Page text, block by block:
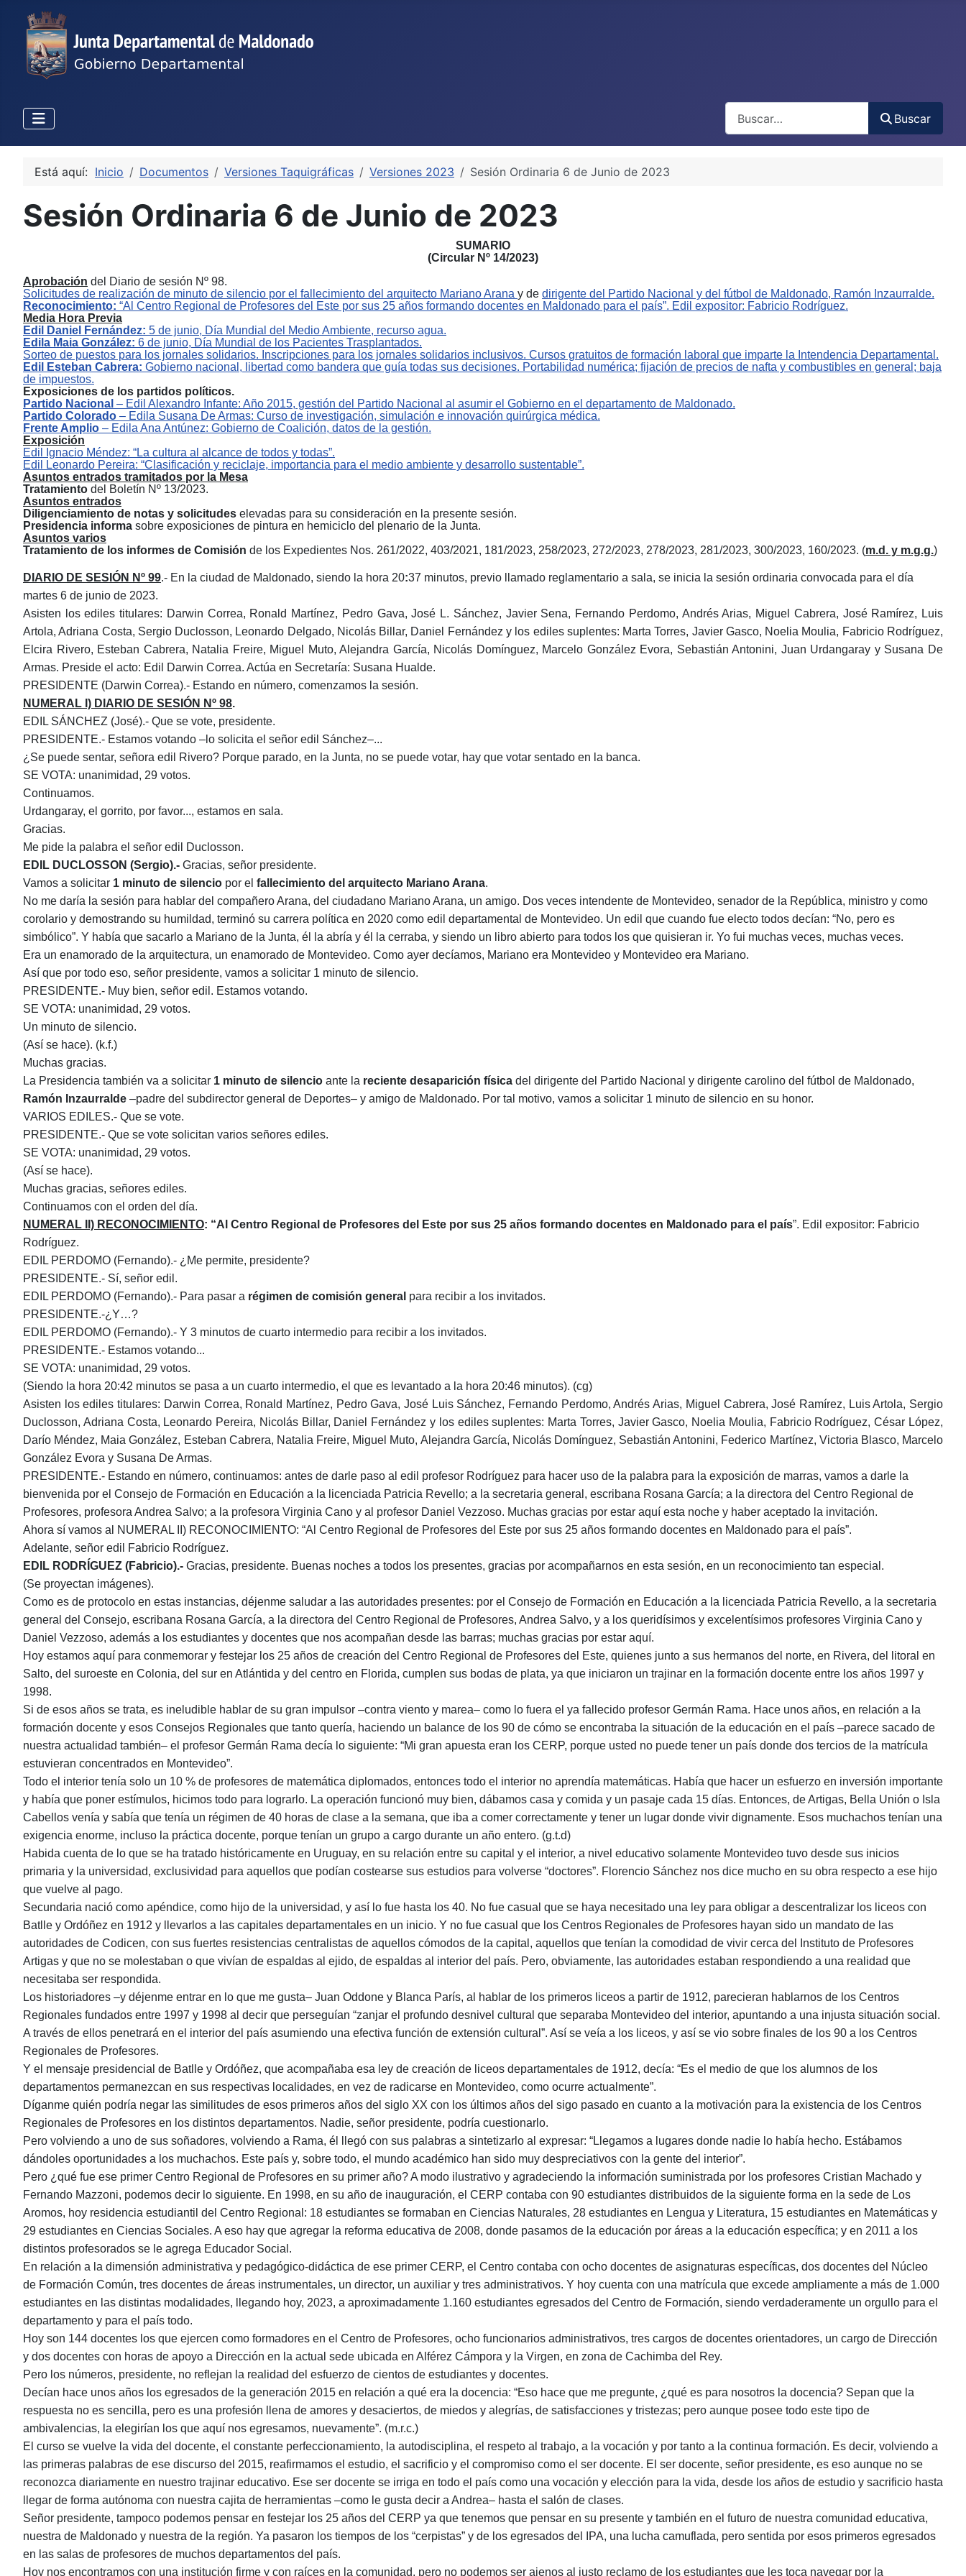
Buscar
Está aquí: Inicio Documentos Versiones Taquigráficas Versiones 2023 Sesión Ordinaria 6 de Junio de 2023
Sesión Ordinaria 6 de Junio de 2023
SUMARIO
(Circular Nº 14/2023)
Aprobación del Diario de sesión Nº 98.
Solicitudes de realización de minuto de silencio por el fallecimiento del arquitecto Mariano Arana y de dirigente del Partido Nacional y del fútbol de Maldonado, Ramón Inzaurralde.
Reconocimiento: “Al Centro Regional de Profesores del Este por sus 25 años formando docentes en Maldonado para el país”. Edil expositor: Fabricio Rodríguez.
Media Hora Previa
Edil Daniel Fernández: 5 de junio, Día Mundial del Medio Ambiente, recurso agua.
Edila Maia González: 6 de junio, Día Mundial de los Pacientes Trasplantados.
Sorteo de puestos para los jornales solidarios. Inscripciones para los jornales solidarios inclusivos. Cursos gratuitos de formación laboral que imparte la Intendencia Departamental.
Edil Esteban Cabrera: Gobierno nacional, libertad como bandera que guía todas sus decisiones. Portabilidad numérica; fijación de precios de nafta y combustibles en general; baja
de impuestos.
Exposiciones de los partidos políticos.
Partido Nacional ‒ Edil Alexandro Infante: Año 2015, gestión del Partido Nacional al asumir el Gobierno en el departamento de Maldonado.
Partido Colorado ‒ Edila Susana De Armas: Curso de investigación, simulación e innovación quirúrgica médica.
Frente Amplio ‒ Edila Ana Antúnez: Gobierno de Coalición, datos de la gestión.
Exposición
Edil Ignacio Méndez: “La cultura al alcance de todos y todas”.
Edil Leonardo Pereira: “Clasificación y reciclaje, importancia para el medio ambiente y desarrollo sustentable”.
Asuntos entrados tramitados por la Mesa
Tratamiento del Boletín Nº 13/2023.
Asuntos entrados
Diligenciamiento de notas y solicitudes elevadas para su consideración en la presente sesión.
Presidencia informa sobre exposiciones de pintura en hemiciclo del plenario de la Junta.
Asuntos varios
Tratamiento de los informes de Comisión de los Expedientes Nos. 261/2022, 403/2021, 181/2023, 258/2023, 272/2023, 278/2023, 281/2023, 300/2023, 160/2023. (m.d. y m.g.g.)
DIARIO DE SESIÓN Nº 99.- En la ciudad de Maldonado, siendo la hora 20:37 minutos, previo llamado reglamentario a sala, se inicia la sesión ordinaria convocada para el día
martes 6 de junio de 2023.
Asisten losedilestitulares: Darwin Correa, Ronald Martínez, Pedro Gava,José L. Sánchez, Javier Sena, Fernando Perdomo, Andrés Arias, Miguel Cabrera, José Ramírez, Luis
Artola, Adriana Costa, Sergio Duclosson, Leonardo Delgado, Nicolás Billar, Daniel Fernández y los ediles suplentes: Marta Torres, Javier Gasco, Noelia Moulia, Fabricio Rodríguez,
Elcira Rivero, Esteban Cabrera, Natalia Freire, Miguel Muto, Alejandra García, Nicolás Domínguez, Marcelo González Evora, Sebastián Antonini, Juan Urdangaray y Susana De
Armas. Preside el acto: Edil Darwin Correa. Actúa en Secretaría: Susana Hualde.
PRESIDENTE (Darwin Correa).- Estando en número, comenzamos la sesión.
NUMERAL I) DIARIO DE SESIÓN Nº 98.
EDIL SÁNCHEZ (José).- Que se vote, presidente.
PRESIDENTE.- Estamos votando ‒lo solicita el señor edil Sánchez‒...
¿Se puede sentar, señora edil Rivero? Porque parado, en la Junta, no se puede votar, hay que votar sentado en la banca.
SE VOTA: unanimidad, 29 votos.
Continuamos.
Urdangaray, el gorrito, por favor..., estamos en sala.
Gracias.
Me pide la palabra el señor edil Duclosson.
EDIL DUCLOSSON (Sergio).- Gracias, señor presidente.
Vamos a solicitar 1 minuto de silencio por el fallecimiento del arquitecto Mariano Arana.
No me daría la sesión para hablar del compañero Arana, del ciudadano Mariano Arana, un amigo. Dos veces intendente de Montevideo, senador de la República, ministro y como
corolario y demostrando su humildad, terminó su carrera política en 2020 como edil departamental de Montevideo. Un edil que cuando fue electo todos decían: “No, pero es
simbólico”. Y había que sacarlo a Mariano de la Junta, él la abría y él la cerraba, y siendo un libro abierto para todos los que quisieran ir. Yo fui muchas veces, muchas veces.
Era un enamorado de la arquitectura, un enamorado de Montevideo. Como ayer decíamos, Mariano era Montevideo y Montevideo era Mariano.
Así que por todo eso, señor presidente, vamos a solicitar 1 minuto de silencio.
PRESIDENTE.- Muy bien, señor edil. Estamos votando.
SE VOTA: unanimidad, 29 votos.
Un minuto de silencio.
(Así se hace). (k.f.)
Muchas gracias.
La Presidencia también va a solicitar 1 minuto de silencio ante la reciente desaparición física del dirigente del Partido Nacional y dirigente carolino del fútbol de Maldonado,
Ramón Inzaurralde –padre del subdirector general de Deportes– y amigo de Maldonado. Por tal motivo, vamos a solicitar 1 minuto de silencio en su honor.
VARIOS EDILES.- Que se vote.
PRESIDENTE.- Que se vote solicitan varios señores ediles.
SE VOTA: unanimidad, 29 votos.
(Así se hace).
Muchas gracias, señores ediles.
Continuamos con el orden del día.
NUMERAL II) RECONOCIMIENTO: “Al Centro Regional de Profesores del Este por sus 25 años formando docentes en Maldonado para el país”. Edil expositor: Fabricio
Rodríguez.
EDIL PERDOMO (Fernando).- ¿Me permite, presidente?
PRESIDENTE.- Sí, señor edil.
EDIL PERDOMO (Fernando).- Para pasar a régimen de comisión general para recibir a los invitados.
PRESIDENTE.-¿Y…?
EDIL PERDOMO (Fernando).- Y 3 minutos de cuarto intermedio para recibir a los invitados.
PRESIDENTE.- Estamos votando...
SE VOTA: unanimidad, 29 votos.
(Siendo la hora 20:42 minutos se pasa a un cuarto intermedio, el que es levantado a la hora 20:46 minutos). (cg)
Asisten losedilestitulares: Darwin Correa, Ronald Martínez, Pedro Gava, José Luis Sánchez, Fernando Perdomo, Andrés Arias, Miguel Cabrera, José Ramírez, Luis Artola, Sergio
Duclosson, Adriana Costa, Leonardo Pereira, Nicolás Billar, Daniel Fernández y los edilessuplentes: Marta Torres, Javier Gasco, Noelia Moulia, Fabricio Rodríguez, César López,
Darío Méndez, Maia González, Esteban Cabrera, Natalia Freire, Miguel Muto, Alejandra García, Nicolás Domínguez, Sebastián Antonini, Federico Martínez, Victoria Blasco, Marcelo
González Evora y Susana De Armas.
PRESIDENTE.- Estando en número, continuamos: antes de darle paso al edil profesor Rodríguez para hacer uso de la palabra para la exposición de marras, vamos a darle la
bienvenida por el Consejo de Formación en Educación a la licenciada Patricia Revello; a la secretaria general, escribana Rosana García; a la directora del Centro Regional de
Profesores, profesora Andrea Salvo; a la profesora Virginia Cano y al profesor Daniel Vezzoso. Muchas gracias por estar aquí esta noche y haber aceptado la invitación.
Ahora sí vamos al NUMERAL II) RECONOCIMIENTO: “Al Centro Regional de Profesores del Este por sus 25 años formando docentes en Maldonado para el país”.
Adelante, señor edil Fabricio Rodríguez.
EDIL RODRÍGUEZ (Fabricio).- Gracias, presidente. Buenas noches a todos los presentes, gracias por acompañarnos en esta sesión, en un reconocimiento tan especial.
(Se proyectan imágenes).
Como es de protocolo en estas instancias, déjenme saludar a las autoridades presentes: por el Consejo de Formación en Educación a la licenciada Patricia Revello, a la secretaria
general del Consejo, escribana Rosana García, a la directora del Centro Regional de Profesores, Andrea Salvo, y a los queridísimos y excelentísimos profesores Virginia Cano y
Daniel Vezzoso, además a los estudiantes y docentes que nos acompañan desde las barras; muchas gracias por estar aquí.
Hoy estamos aquí para conmemorar y festejar los 25 años de creación del Centro Regional de Profesores del Este, quienes junto a sus hermanos del norte, en Rivera, del litoral en
Salto, del suroeste en Colonia, del sur en Atlántida y del centro en Florida, cumplen sus bodas de plata, ya que iniciaron un trajinar en la formación docente entre los años 1997 y
1998.
Si de esos años se trata, es ineludible hablar de su gran impulsor ‒contra viento y marea‒ como lo fuera el ya fallecido profesor Germán Rama. Hace unos años, en relación a la
formación docente y esos Consejos Regionales que tanto quería, haciendo un balance de los 90 de cómo se encontraba la situación de la educación en el país ‒parece sacado de
nuestra actualidad también‒ el profesor Germán Rama decía lo siguiente: “Mi gran apuesta eran los CERP, porque usted no puede tener un país donde dos tercios de la matrícula
estuvieran concentrados en Montevideo”.
Todo el interior tenía solo un 10 % de profesores de matemática diplomados, entonces todo el interior no aprendía matemáticas. Había que hacer un esfuerzo en inversión importante
y había que poner estímulos, hicimos todo para lograrlo. La operación funcionó muy bien, dábamos casa y comida y un pasaje cada 15 días. Entonces, de Artigas, Bella Unión o Isla
Cabellos venía y sabía que tenía un régimen de 40 horas de clase a la semana, que iba a comer correctamente y tener un lugar donde vivir dignamente. Esos muchachos tenían una
exigencia enorme, incluso la práctica docente, porque tenían un grupo a cargo durante un año entero. (g.t.d)
Habida cuenta de lo que se ha tratado históricamente en Uruguay, en su relación entre su capital y el interior, a nivel educativo solamente Montevideo tuvo desde sus inicios
primaria y la universidad, exclusividad para aquellos que podían costearse sus estudios para volverse “doctores”. Florencio Sánchez nos dice mucho en su obra respecto a ese hijo
que vuelve al pago.
Secundaria nació como apéndice, como hijo de la universidad, y así lo fue hasta los 40. No fue casual que se haya necesitado una ley para obligar a descentralizar los liceos con
Batlle y Ordóñez en 1912 y llevarlos a las capitales departamentales en un inicio. Y no fue casual que los Centros Regionales de Profesores hayan sido un mandato de las
autoridades de Codicen, con sus fuertes resistencias centralistas de aquellos cómodos de la capital, aquellos que tenían la comodidad de vivir cerca del Instituto de Profesores
Artigas y que no se molestaban o que vivían de espaldas al ejido, de espaldas al interior del país. Pero, obviamente, las autoridades estaban respondiendo a una realidad que
necesitaba ser respondida.
Los historiadores ‒y déjenme entrar en lo que me gusta‒ Juan Oddone y Blanca París, al hablar de los primeros liceos a partir de 1912, parecieran hablarnos de los Centros
Regionales fundados entre 1997 y 1998 al decir que perseguían “zanjar el profundo desnivel cultural que separaba Montevideo del interior, apuntando a una injusta situación social.
A través de ellos penetrará en el interior del país asumiendo una efectiva función de extensión cultural”. Así se veía a los liceos, y así se vio sobre finales de los 90 a los Centros
Regionales de Profesores.
Y el mensaje presidencial de Batlle y Ordóñez, que acompañaba esa ley de creación de liceos departamentales de 1912, decía: “Es el medio de que los alumnos de los
departamentos permanezcan en sus respectivas localidades, en vez de radicarse en Montevideo, como ocurre actualmente”.
Díganme quién podría negar las similitudes de esos primeros años del siglo XX con los últimos años del sigo pasado en cuanto a la motivación para la existencia de los Centros
Regionales de Profesores en los distintos departamentos. Nadie, señor presidente, podría cuestionarlo.
Pero volviendo a uno de sus soñadores, volviendo a Rama, él llegó con sus palabras a sintetizarlo al expresar: “Llegamos a lugares donde nadie lo había hecho. Estábamos
dándoles oportunidades a los muchachos. Este país y, sobre todo, el mundo académico han sido muy despreciativos con la gente del interior”.
Pero ¿qué fue ese primer Centro Regional de Profesores en su primer año? A modo ilustrativo y agradeciendo la información suministrada por los profesores Cristian Machado y
Fernando Mazzoni, podemos decir lo siguiente. En 1998, en su año de inauguración, el CERP contaba con 90 estudiantes distribuidos de la siguiente forma en la sede de Los
Aromos, hoy residencia estudiantil del Centro Regional: 18 estudiantes se formaban en Ciencias Naturales, 28 estudiantes en Lengua y Literatura, 15 estudiantes en Matemáticas y
29 estudiantes en Ciencias Sociales. A eso hay que agregar la reforma educativa de 2008, donde pasamos de la educación por áreas a la educación específica; y en 2011 a los
distintos profesorados se le agrega Educador Social.
En relación a la dimensión administrativa y pedagógico-didáctica de ese primer CERP, el Centro contaba con ocho docentes de asignaturas específicas, dos docentes del Núcleo
de Formación Común, tres docentes de áreas instrumentales, un director, un auxiliar y tres administrativos. Y hoy cuenta con una matrícula que excede ampliamente a más de 1.000
estudiantes en las distintas modalidades, llegando hoy, 2023, a aproximadamente 1.160 estudiantes egresados del Centro de Formación, siendo verdaderamente un orgullo para el
departamento y para el país todo.
Hoy son 144 docentes los que ejercen como formadores en el Centro de Profesores, ocho funcionarios administrativos, tres cargos de docentes orientadores, un cargo de Dirección
y dos docentes con horas de apoyo a Dirección en la actual sede ubicada en Alférez Cámpora y la Virgen, en zona de Cachimba del Rey.
Pero los números, presidente, no reflejan la realidad del esfuerzo de cientos de estudiantes y docentes.
Decían hace unos años los egresados de la generación 2015 en relación a qué era la docencia: “Eso hace que me pregunte, ¿qué es para nosotros la docencia? Sepan que la
respuesta no es sencilla, pero es una profesión llena de amores y desaciertos, de miedos y alegrías, de satisfacciones y tristezas; pero aunque posee todo este tipo de
ambivalencias, la elegirían los que aquí nos egresamos, nuevamente”. (m.r.c.)
El curso se vuelve la vida del docente, el constante perfeccionamiento, la autodisciplina, el respeto al trabajo, a la vocación y por tanto a la continua formación. Es decir, volviendo a
las primeras palabras de ese discurso del 2015, reafirmamos el estudio, el sacrificio y el compromiso como el ser docente. El ser docente, señor presidente, es eso aunque no se
reconozca diariamente en nuestro trajinar educativo. Ese ser docente se irriga en todo el país como una vocación y elección para la vida, desde los años de estudio y sacrificio hasta
llegar de forma autónoma con nuestra cajita de herramientas ‒como le gusta decir a Andrea‒ hasta el salón de clases.
Señor presidente, tampoco podemos pensar en festejar los 25 años del CERP ya que tenemos que pensar en su presente y también en el futuro de nuestra comunidad educativa,
nuestra de Maldonado y nuestra de la región. Ya pasaron los tiempos de los “cerpistas” y de los egresados del IPA, una lucha camuflada, pero sentida por esos primeros egresados
en las salas de profesores de muchos departamentos del país.
Hoy nos encontramos con una institución firme y con raíces en la comunidad, pero no podemos ser ajenos al justo reclamo de los estudiantes que les toca navegar por la